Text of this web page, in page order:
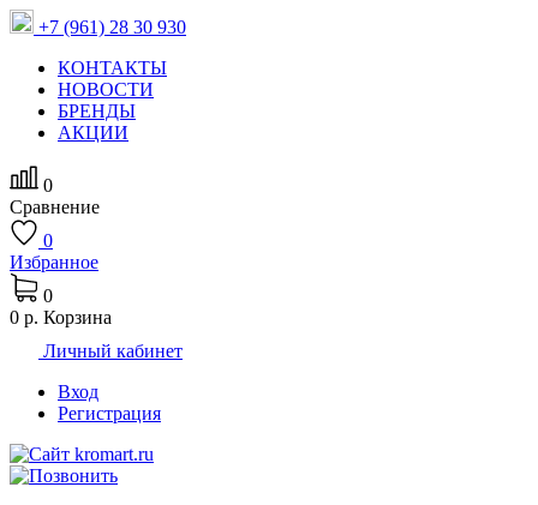
+7 (961) 28 30 930
КОНТАКТЫ
НОВОСТИ
БРЕНДЫ
АКЦИИ
0
Сравнение
0
Избранное
0
0 р. Корзина
Личный кабинет
Вход
Регистрация